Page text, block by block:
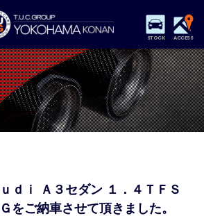
STOCK ACCESS
保証&サービス パーツリスト
店舗情報 アクセスマップ
特別作業 注文販売
スタッフblog 納車blog
ｄｉ Ａ３セダン １．４ＴＦＳ
をご納車させて頂きました。